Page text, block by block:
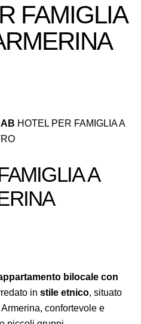
FAMIGLIA
HOTEL PER FAMIGLIA A
A
bilocale con
in stile etnico, situato
confortevole e